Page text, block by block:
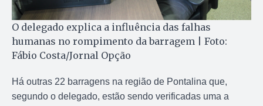
O delegado explica a influência das falhas
humanas no rompimento da barragem | Foto:
Fábio Costa/Jornal Opção
Há outras 22 barragens na região de Pontalina que,
segundo o delegado, estão sendo verificadas uma a